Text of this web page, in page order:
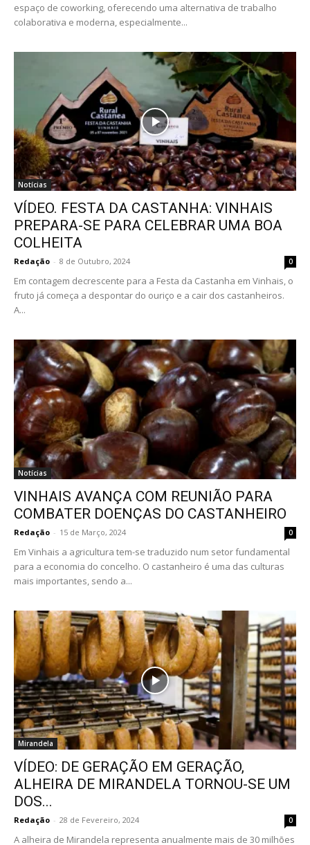
espaço de coworking, oferecendo uma alternativa de trabalho
colaborativa e moderna, especialmente...
Notícias
VÍDEO. FESTA DA CASTANHA: VINHAIS
PREPARA-SE PARA CELEBRAR UMA BOA
COLHEITA
Redação - 8 de Outubro, 2024 0
Em contagem decrescente para a Festa da Castanha em Vinhais, o
fruto já começa a despontar do ouriço e a cair dos castanheiros.
A...
Notícias
VINHAIS AVANÇA COM REUNIÃO PARA
COMBATER DOENÇAS DO CASTANHEIRO
Redação - 15 de Março, 2024 0
Em Vinhais a agricultura tem-se traduzido num setor fundamental
para a economia do concelho. O castanheiro é uma das culturas
mais importantes, sendo a...
Mirandela
VÍDEO: DE GERAÇÃO EM GERAÇÃO,
ALHEIRA DE MIRANDELA TORNOU-SE UM
DOS...
Redação - 28 de Fevereiro, 2024 0
A alheira de Mirandela representa anualmente mais de 30 milhões